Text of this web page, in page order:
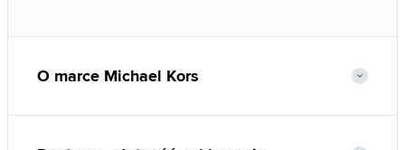
O marce Michael Kors